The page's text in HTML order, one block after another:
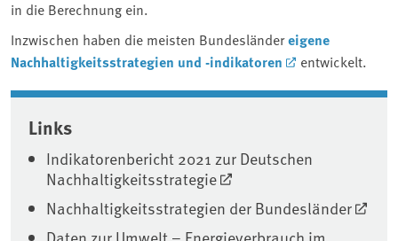
in die Berechnung ein.
Inzwischen haben die meisten Bundesländereigene
Nachhaltigkeitsstrategien und -indikatoren
entwickelt.
Associated content
Links
Indikatorenbericht 2021 zur Deutschen
Nachhaltigkeitsstrategie
Nachhaltigkeitsstrategien der Bundesländer